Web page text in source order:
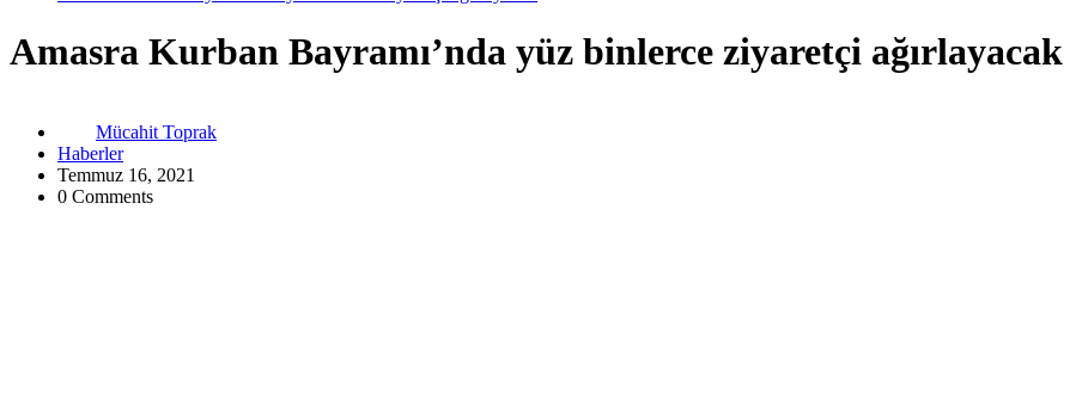
Amasra Kurban Bayramı’nda yüz binlerce ziyaretçi ağırlayacak
Mücahit Toprak
Haberler
Temmuz 16, 2021
0 Comments